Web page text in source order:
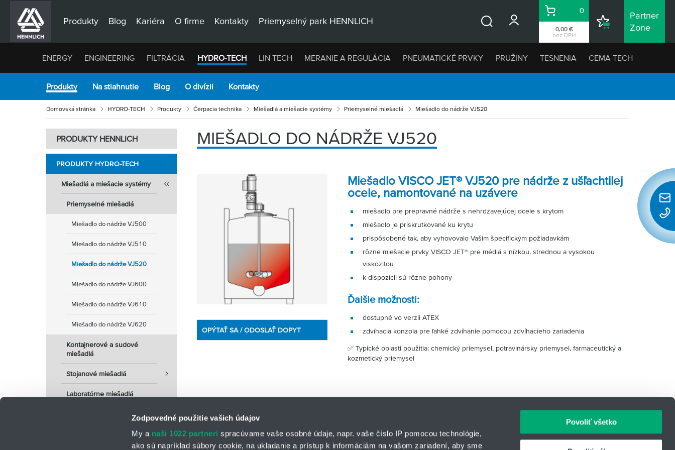
Zodpovedné použitie vašich údajov
My a naši 1022 partneri spracúvame vaše osobné údaje, napr. vaše číslo IP pomocou technológie,
ako sú napríklad súbory cookie, na ukladanie a prístup k informáciám na vašom zariadení, aby sme
Povoliť všetko
Produkty Blog Kariéra O firme Kontakty Priemyselný park HENNLICH
0,00 €
bez DPH
Košík
0
Nákupný
Partner
Zone
ENERGY ENGINEERING FILTRÁCIA HYDRO-TECH LIN-TECH MERANIE A REGULÁCIA PNEUMATICKÉ PRVKY PRUŽINY TESNENIA CEMA-TECH
Produkty Na stiahnutie Blog O divízii Kontakty
Domovská stránka HYDRO-TECH Produkty Čerpacia technika Miešadlá a miešacie systémy Priemyselné miešadlá Miešadlo do nádrže VJ520
PRODUKTY HENNLICH
PRODUKTY HYDRO-TECH
Miešadlá a miešacie systémy
Priemyselné miešadlá
Miešadlo do nádrže VJ500
Miešadlo do nádrže VJ510
Miešadlo do nádrže VJ520
Miešadlo do nádrže VJ600
Miešadlo do nádrže VJ610
Miešadlo do nádrže VJ620
Kontajnerové a sudové
miešadlá
Stojanové miešadlá
Laboratórne miešadlá
MIEŠADLO DO NÁDRŽE VJ520
OPÝTAŤ SA / ODOSLAŤ DOPYT
Miešadlo VISCO JET® VJ520 pre nádrže z ušľachtilej
ocele, namontované na uzávere
miešadlo pre prepravné nádrže s nehrdzavejúcej ocele s krytom
miešadlo je priskrutkované ku krytu
prispôsobené tak, aby vyhovovalo Vašim špecifickým požiadavkám
rôzne miešacie prvky VISCO JET® pre médiá s nízkou, strednou a vysokou
viskozitou
k dispozícii sú rôzne pohony
Ďalšie možnosti:
dostupné vo verzii ATEX
zdvíhacia konzola pre ľahké zdvíhanie pomocou zdvíhacieho zariadenia
✅ Typické oblasti použitia: chemický priemysel, potravinársky priemysel, farmaceutický a
kozmetický priemysel